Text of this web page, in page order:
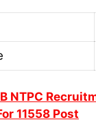
NTPC
11558 Post